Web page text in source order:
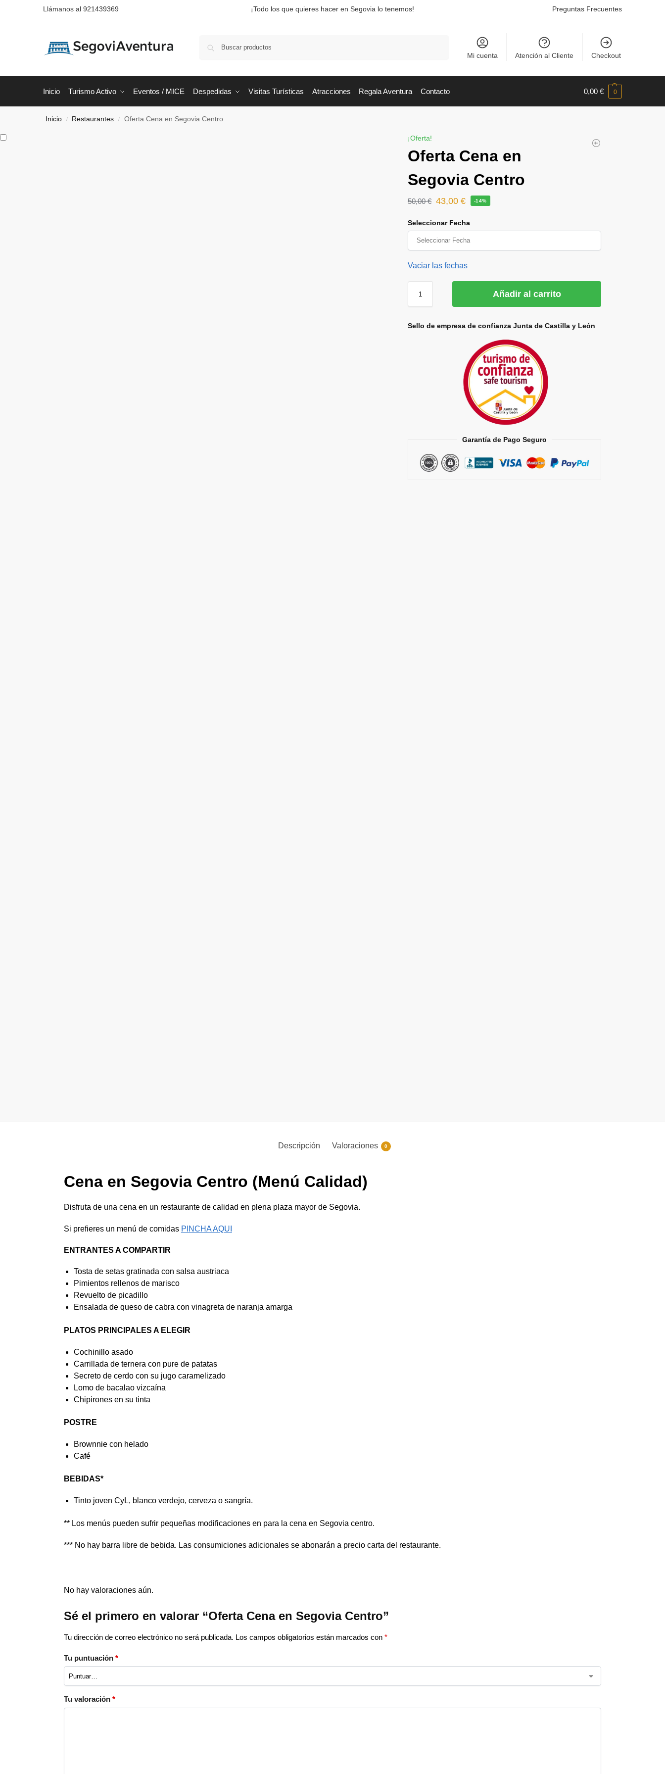
Llámanos al 921439369 ¡Todo los que quieres hacer en Segovia lo tenemos! Preguntas Frecuentes
Mi cuenta Atención al Cliente Checkout
Inicio Turismo Activo Eventos / MICE Despedidas Visitas Turísticas Atracciones Regala Aventura Contacto 0,00 € 0
Inicio / Restaurantes / Oferta Cena en Segovia Centro
¡Oferta!
Oferta Cena en
Segovia Centro
50,00€ 43,00€ -14%
Seleccionar Fecha
Vaciar las fechas
Añadir al carrito
Sello de empresa de confianza Junta de Castilla y León
Garantía de Pago Seguro
Descripción Valoraciones 0
Cena en Segovia Centro (Menú Calidad)
Disfruta de una cena en un restaurante de calidad en plena plaza mayor de Segovia.
Si prefieres un menú de comidas PINCHA AQUI
ENTRANTES A COMPARTIR
Tosta de setas gratinada con salsa austriaca
Pimientos rellenos de marisco
Revuelto de picadillo
Ensalada de queso de cabra con vinagreta de naranja amarga
PLATOS PRINCIPALES A ELEGIR
Cochinillo asado
Carrillada de ternera con pure de patatas
Secreto de cerdo con su jugo caramelizado
Lomo de bacalao vizcaína
Chipirones en su tinta
POSTRE
Brownnie con helado
Café
BEBIDAS*
Tinto joven CyL, blanco verdejo, cerveza o sangría.
** Los menús pueden sufrir pequeñas modificaciones en para la cena en Segovia centro.
*** No hay barra libre de bebida. Las consumiciones adicionales se abonarán a precio carta del restaurante.
No hay valoraciones aún.
Sé el primero en valorar “Oferta Cena en Segovia Centro”
Tu dirección de correo electrónico no será publicada. Los campos obligatorios están marcados con *
Tu puntuación *
Tu valoración *